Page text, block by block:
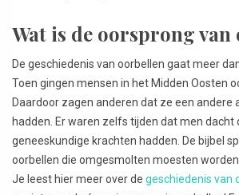
Wat is de oorsprong
De geschiedenis van oorbellen gaat meer
Toen gingen mensen in het Midden Oosten
Daardoor zagen anderen dat ze een
hadden. Er waren zelfs tijden dat men dacht
geneeskundige krachten hadden. De bijbel
oorbellen die omgesmolten moesten
Je leest hier meer over de geschiedenis van